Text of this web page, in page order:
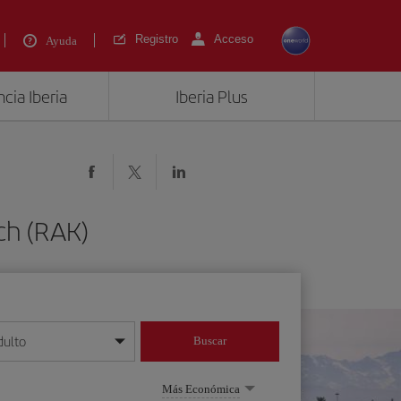
Ayuda Registro Acceso
Iberia Iberia Plus
(RAK)
mes/año
Buscar
Más Económica